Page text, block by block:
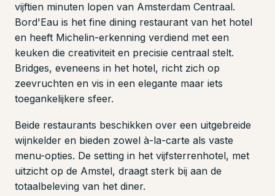
vijftien minuten lopen van Amsterdam Centraal.
Bord'Eau is het fine dining restaurant van het hotel
en heeft Michelin-erkenning verdiend met een
keuken die creativiteit en precisie centraal stelt.
Bridges, eveneens in het hotel, richt zich op
zeevruchten en vis in een elegante maar iets
toegankelijkere sfeer.
Beide restaurants beschikken over een uitgebreide
wijnkelder en bieden zowel à-la-carte als vaste
menu-opties. De setting in het vijfsterrenhotel, met
uitzicht op de Amstel, draagt sterk bij aan de
totaalbeleving van het diner.